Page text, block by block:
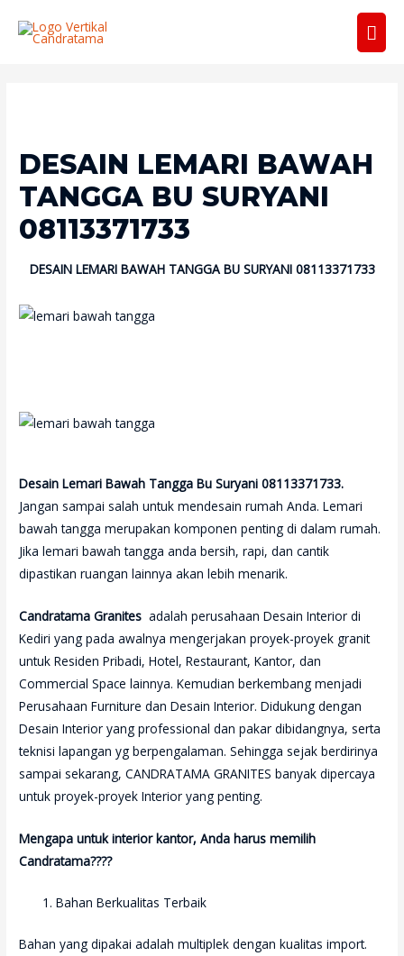
DESAIN LEMARI BAWAH
TANGGA BU SURYANI
08113371733
DESAIN LEMARI BAWAH TANGGA BU SURYANI 08113371733
Desain Lemari Bawah Tangga Bu Suryani 08113371733.
Jangan sampai salah untuk mendesain rumah Anda. Lemari
bawah tangga merupakan komponen penting di dalam rumah.
Jika lemari bawah tangga anda bersih, rapi, dan cantik
dipastikan ruangan lainnya akan lebih menarik.
Candratama Granitesadalah perusahaan Desain Interior di
Kediri yang pada awalnya mengerjakan proyek-proyek granit
untuk Residen Pribadi, Hotel, Restaurant, Kantor, dan
Commercial Space lainnya. Kemudian berkembang menjadi
Perusahaan Furniture dan Desain Interior. Didukung dengan
Desain Interior yang professional dan pakar dibidangnya, serta
teknisi lapangan yg berpengalaman. Sehingga sejak berdirinya
sampai sekarang, CANDRATAMA GRANITES banyak dipercaya
untuk proyek-proyek Interior yang penting.
Mengapa untuk interior kantor, Anda harus memilih
Candratama????
Bahan Berkualitas Terbaik
Bahan yang dipakai adalah multiplek dengan kualitas import.